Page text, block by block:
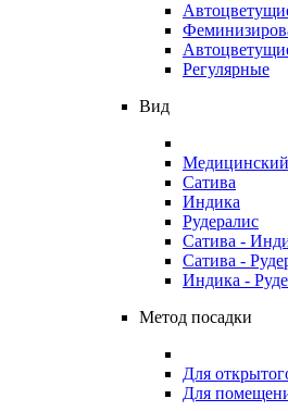
Регулярные
Вид
Сатива
Индика
Рудералис
Сатива -
Сатива -
Индика -
Метод посадки
Для
Для